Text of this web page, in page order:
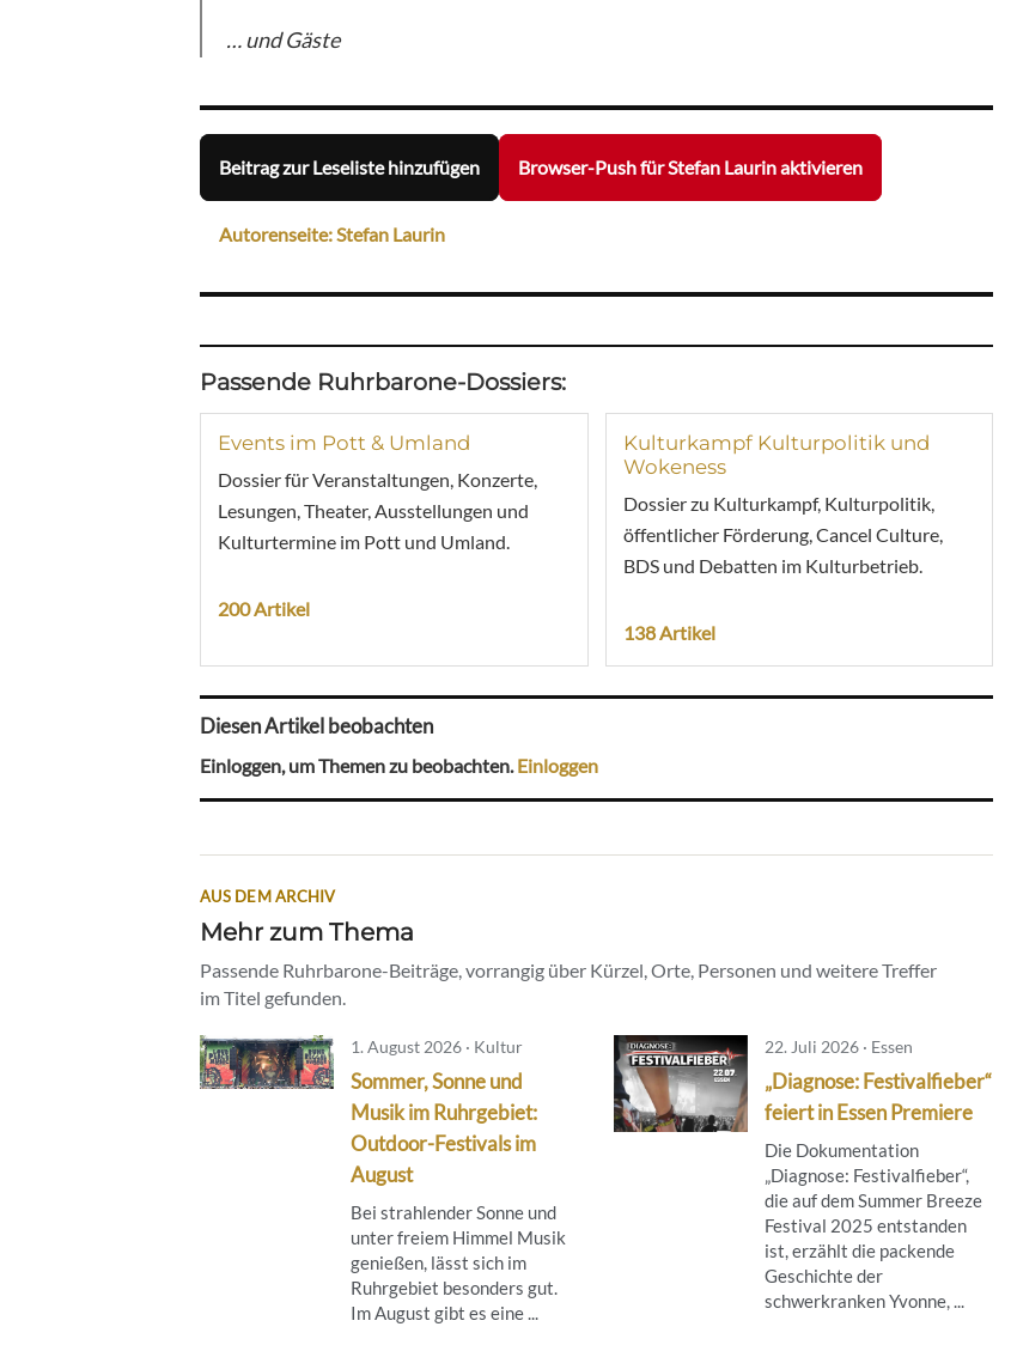
… und Gäste
Beitrag zur Leseliste hinzufügen Browser-Push für Stefan Laurin aktivieren
Autorenseite: Stefan Laurin
Passende Ruhrbarone-Dossiers:
Events im Pott & Umland
Dossier für Veranstaltungen, Konzerte,
Lesungen, Theater, Ausstellungen und
Kulturtermine im Pott und Umland.
200 Artikel
Kulturkampf Kulturpolitik und
Wokeness
Dossier zu Kulturkampf, Kulturpolitik,
öffentlicher Förderung, Cancel Culture,
BDS und Debatten im Kulturbetrieb.
138 Artikel
Diesen Artikel beobachten
Einloggen, um Themen zu beobachten.Einloggen
AUS DEM ARCHIV
Mehr zum Thema
Passende Ruhrbarone-Beiträge, vorrangig über Kürzel, Orte, Personen und weitere Treffer
im Titel gefunden.
1. August 2026 · Kultur
Sommer, Sonne und
Musik im Ruhrgebiet:
Outdoor-Festivals im
August
Bei strahlender Sonne und
unter freiem Himmel Musik
genießen, lässt sich im
Ruhrgebiet besonders gut.
Im August gibt es eine ...
22. Juli 2026 · Essen
„Diagnose: Festivalfieber“
feiert in Essen Premiere
Die Dokumentation
„Diagnose: Festivalfieber“,
die auf dem Summer Breeze
Festival 2025 entstanden
ist, erzählt die packende
Geschichte der
schwerkranken Yvonne, ...